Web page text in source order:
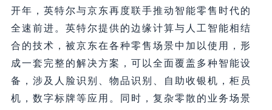
开年，英特尔与京东再度联手推动智能零售时代的
全速前进。英特尔提供的边缘计算与人工智能相结
合的技术，被京东在各种零售场景中加以使用，形
成一套完整的解决方案，可以全面覆盖多种智能设
备，涉及人脸识别、物品识别、自助收银机，柜员
机，数字标牌等应用。同时，复杂零散的业务场景